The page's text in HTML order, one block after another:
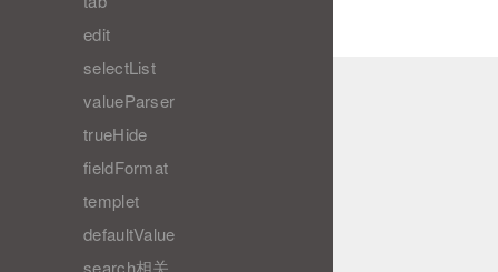
edit
selectList
valueParser
trueHide
fieldFormat
templet
defaultValue
search相关